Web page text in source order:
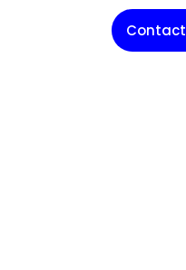
Contact